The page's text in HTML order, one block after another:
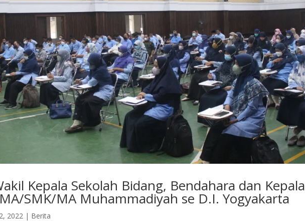
Kepala Sekolah Bidang, Bendahara dan Kepala
SMK/MA Muhammadiyah se D.I. Yogyakarta
2022 | Berita